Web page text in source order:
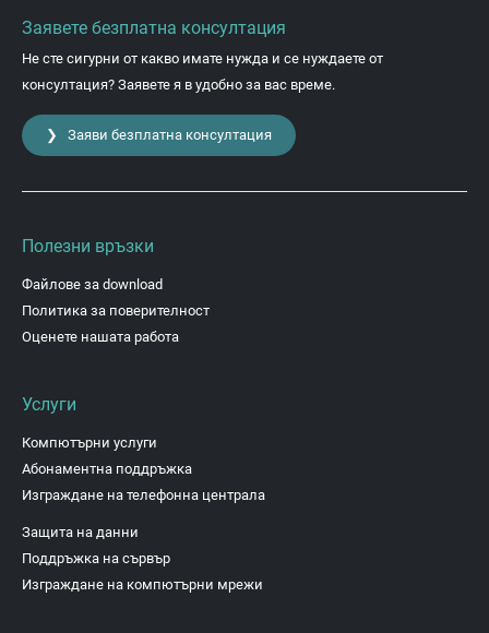
Заявете безплатна консултация
Не сте сигурни от какво имате нужда и се нуждаете от
консултация? Заявете я в удобно за вас време.
❯ Заяви безплатна консултация
Полезни връзки
Файлове за download
Политика за поверителност
Оценете нашата работа
Услуги
Компютърни услуги
Абонаментна поддръжка
Изграждане на телефонна централа
Защита на данни
Поддръжка на сървър
Изграждане на компютърни мрежи